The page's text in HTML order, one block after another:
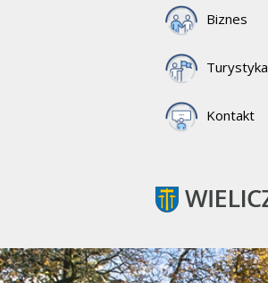
Biznes
Turystyka
Kontakt